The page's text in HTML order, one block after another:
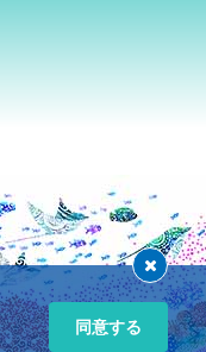
同意する